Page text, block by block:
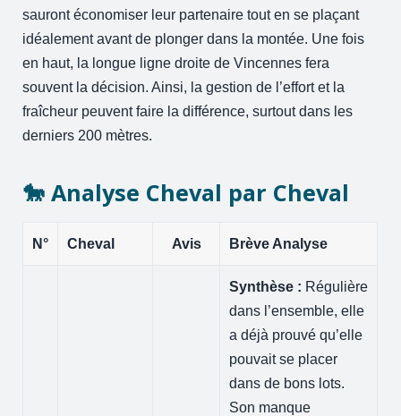
sauront économiser leur partenaire tout en se plaçant
idéalement avant de plonger dans la montée. Une fois
en haut, la longue ligne droite de Vincennes fera
souvent la décision. Ainsi, la gestion de l’effort et la
fraîcheur peuvent faire la différence, surtout dans les
derniers 200 mètres.
🐎 Analyse Cheval par Cheval
N° Cheval Avis Brève Analyse
Synthèse : Régulière
dans l’ensemble, elle
a déjà prouvé qu’elle
pouvait se placer
dans de bons lots.
Son manque